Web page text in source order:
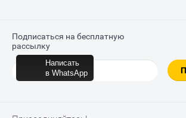
Подписаться на бесплатную
рассылку
Написать
в WhatsApp